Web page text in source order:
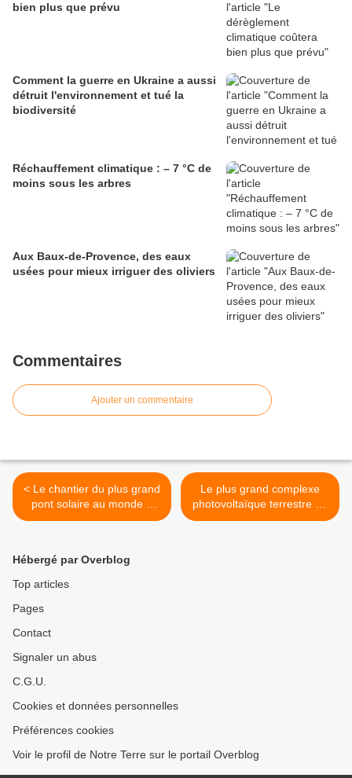
bien plus que prévu
Comment la guerre en Ukraine a aussi
détruit l'environnement et tué la
biodiversité
Réchauffement climatique : – 7 °C de
moins sous les arbres
Aux Baux-de-Provence, des eaux
usées pour mieux irriguer des oliviers
Commentaires
Ajouter un commentaire
< Le chantier du plus grand
pont solaire au monde a
débuté
Le plus grand complexe
photovoltaïque terrestre du
monde a été inauguré en
Hébergé par Overblog
Top articles
Pages
Contact
Signaler un abus
C.G.U.
Cookies et données personnelles
Préférences cookies
Voir le profil de Notre Terre sur le portail Overblog